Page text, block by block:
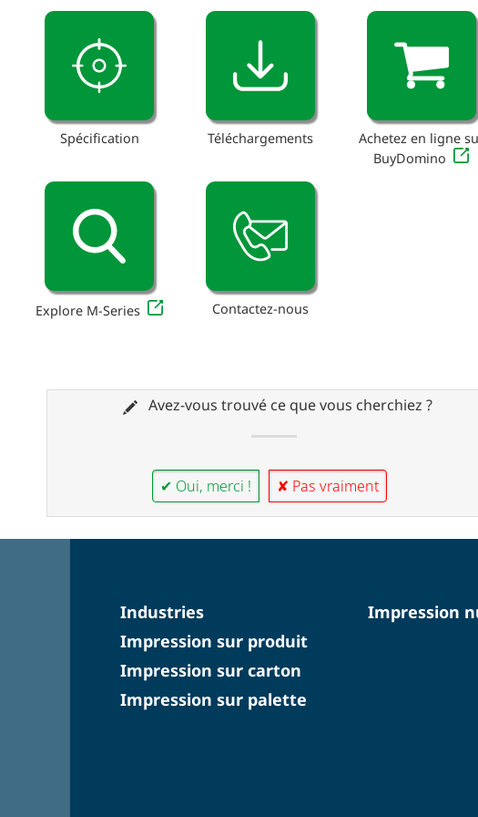
Spécification Téléchargements
Achetez en ligne
BuyDomino
Explore M-Series Contactez-nous
Avez-vous trouvé ce que vous cherchiez ?
✔ Oui, merci ! ✘ Pas vraiment
Industries
Impression sur produit
Impression sur carton
Impression sur palette
Impression